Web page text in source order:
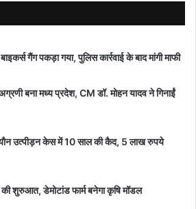
गैंग पकड़ा गया, पुलिस कार्रवाई के बाद मांगी माफी
बना मध्य प्रदेश, CM डॉ. मोहन यादव ने गिनाईं
उत्पीड़न केस में 10 साल की कैद, 5 लाख रुपये
शुरुआत, डेमोटांड फार्म बनेगा कृषि मॉडल